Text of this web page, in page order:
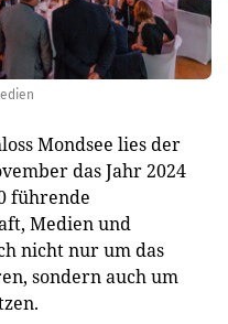
Mondsee lies der
das Jahr 2024
führende
Medien und
nicht nur um das
sondern auch um